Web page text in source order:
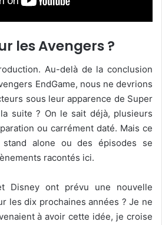
les Avengers ?
Au-delà de la conclusion
EndGame, nous ne devrions
sous leur apparence de Super
suite ? On le sait déjà, plusieurs
ou carrément daté. Mais ce
alone ou des épisodes se
racontés ici.
Disney ont prévu une nouvelle
les dix prochaines années ? Je ne
à avoir cette idée, je croise